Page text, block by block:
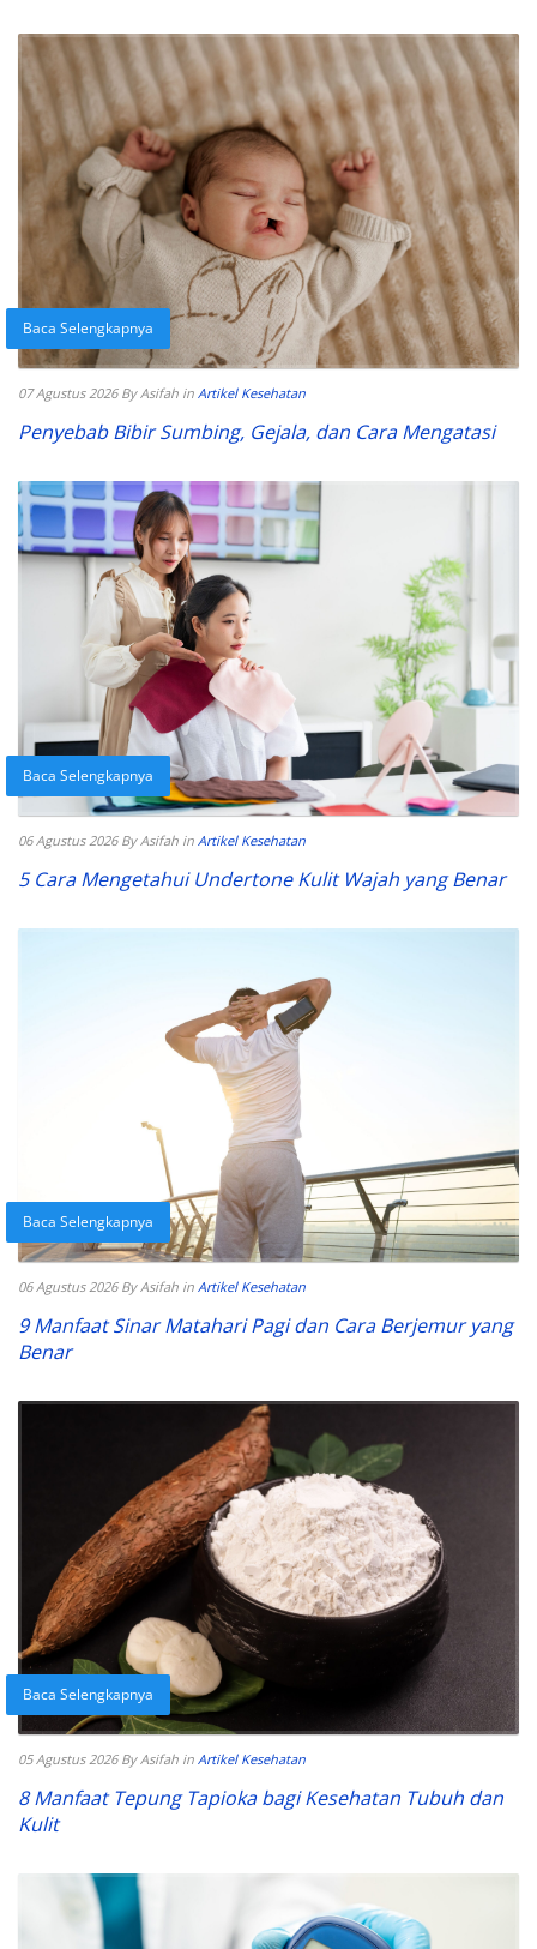
Baca Selengkapnya
07 Agustus 2026 By Asifah in Artikel Kesehatan
Penyebab Bibir Sumbing, Gejala, dan Cara Mengatasi
Baca Selengkapnya
06 Agustus 2026 By Asifah in Artikel Kesehatan
5 Cara Mengetahui Undertone Kulit Wajah yang Benar
Baca Selengkapnya
06 Agustus 2026 By Asifah in Artikel Kesehatan
9 Manfaat Sinar Matahari Pagi dan Cara Berjemur yang
Benar
Baca Selengkapnya
05 Agustus 2026 By Asifah in Artikel Kesehatan
8 Manfaat Tepung Tapioka bagi Kesehatan Tubuh dan
Kulit